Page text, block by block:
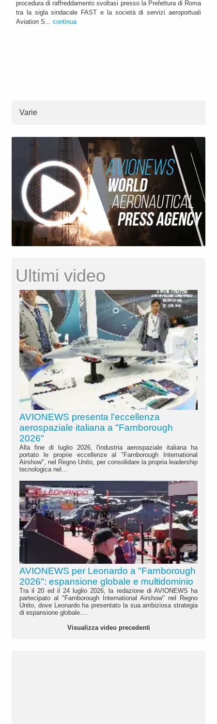
procedura di raffreddamento svoltasi presso la Prefettura di Roma
tra la sigla sindacale FAST e la società di servizi aeroportuali
Aviation S... continua
Varie
Ultimi video
AVIONEWS presenta l'eccellenza
aerospaziale italiana a "Farnborough
2026"
Alla fine di luglio 2026, l'industria aerospaziale italiana ha
portato le proprie eccellenze al "Farnborough International
Airshow", nel Regno Unito, per consolidare la propria leadership
tecnologica nel...
AVIONEWS per Leonardo a "Farnborough
2026": espansione globale e multidominio
Tra il 20 ed il 24 luglio 2026, la redazione di AVIONEWS ha
partecipato al "Farnborough International Airshow" nel Regno
Unito, dove Leonardo ha presentato la sua ambiziosa strategia
di espansione globale....
Visualizza video precedenti